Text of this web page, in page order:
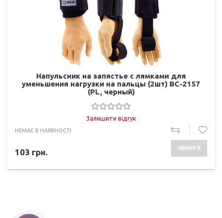
Напульсник на запястье с лямками для
уменьшения нагрузки на пальцы (2шт) BC-2157
(PL, черный)
Залишити відгук
НЕМАЄ В НАЯВНОСТІ
103 грн. НЕМАЄ В